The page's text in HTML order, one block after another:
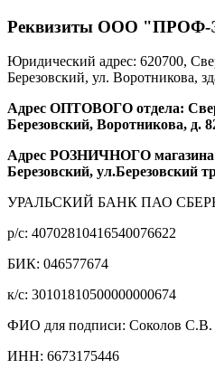
Реквизиты ООО
Юридический адрес: 620700,
Березовский, ул. Воротникова,
Адрес ОПТОВОГО отдела:
Березовский, Воротникова, д.
Адрес РОЗНИЧНОГО магазина:
Березовский, ул.Березовский
УРАЛЬСКИЙ БАНК ПАО
р/c: 40702810416540076622
БИК: 046577674
к/c: 30101810500000000674
ФИО для подписи: Соколов С.В.
ИНН: 6673175446